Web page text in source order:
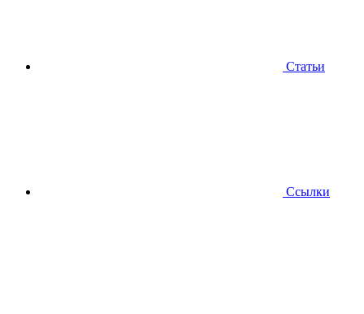
Статьи
Ссылки